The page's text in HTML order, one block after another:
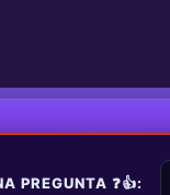
PREGUNTA ❓👍: